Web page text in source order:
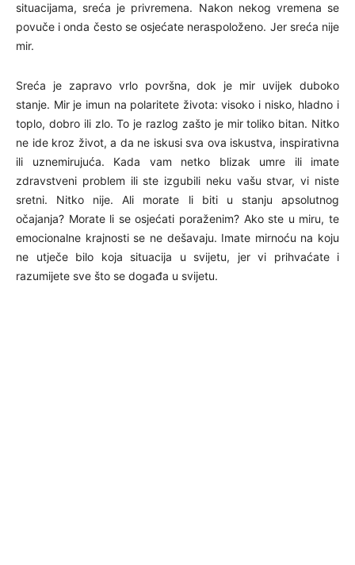
situacijama, sreća je privremena. Nakon nekog vremena se
povuče i onda često se osjećate neraspoloženo. Jer sreća nije
mir.
Sreća je zapravo vrlo površna, dok je mir uvijek duboko
stanje. Mir je imun na polaritete života: visoko i nisko, hladno i
toplo, dobro ili zlo. To je razlog zašto je mir toliko bitan. Nitko
ne ide kroz život, a da ne iskusi sva ova iskustva, inspirativna
ili uznemirujuća. Kada vam netko blizak umre ili imate
zdravstveni problem ili ste izgubili neku vašu stvar, vi niste
sretni. Nitko nije. Ali morate li biti u stanju apsolutnog
očajanja? Morate li se osjećati poraženim? Ako ste u miru, te
emocionalne krajnosti se ne dešavaju. Imate mirnoću na koju
ne utječe bilo koja situacija u svijetu, jer vi prihvaćate i
razumijete sve što se događa u svijetu.